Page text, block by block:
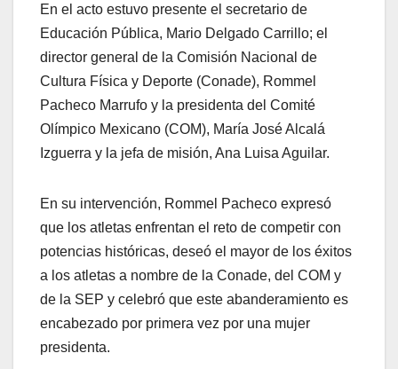
En el acto estuvo presente el secretario de
Educación Pública, Mario Delgado Carrillo; el
director general de la Comisión Nacional de
Cultura Física y Deporte (Conade), Rommel
Pacheco Marrufo y la presidenta del Comité
Olímpico Mexicano (COM), María José Alcalá
Izguerra y la jefa de misión, Ana Luisa Aguilar.
En su intervención, Rommel Pacheco expresó
que los atletas enfrentan el reto de competir con
potencias históricas, deseó el mayor de los éxitos
a los atletas a nombre de la Conade, del COM y
de la SEP y celebró que este abanderamiento es
encabezado por primera vez por una mujer
presidenta.